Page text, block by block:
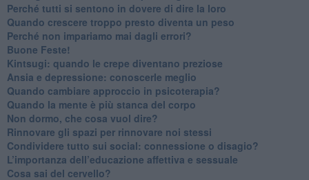
​Perché tutti si sentono in dovere di dire la loro
​Quando crescere troppo presto diventa un peso
​Perché non impariamo mai dagli errori?
​Buone Feste!
​Kintsugi: quando le crepe diventano preziose
Ansia e depressione: conoscerle meglio
Quando cambiare approccio in psicoterapia?
​Quando la mente è più stanca del corpo
Non dormo, che cosa vuol dire?
​Rinnovare gli spazi per rinnovare noi stessi
​Condividere tutto sui social: connessione o disagio?
​L’importanza dell’educazione affettiva e sessuale
​Cosa sai del cervello?